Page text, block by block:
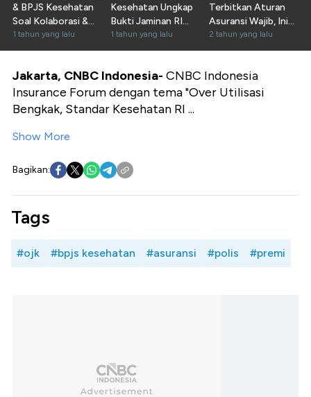
& BPJS Kesehatan
Soal Kolaborasi &
Peran Asuransi
1 tahun yang lalu
Kesehatan Ungkap
Bukti Jaminan RI
Lebih Baik Dari AS
1 tahun yang lalu
Terbitkan Aturan
Asuransi Wajib, Ini
Daftarnya!
2 tahun yang lalu
Jakarta, CNBC Indonesia- CNBC Indonesia
Insurance Forum dengan tema "Over Utilisasi
Bengkak, Standar Kesehatan RI ...
Show More
Bagikan:
Tags
#ojk #bpjs kesehatan #asuransi #polis #premi